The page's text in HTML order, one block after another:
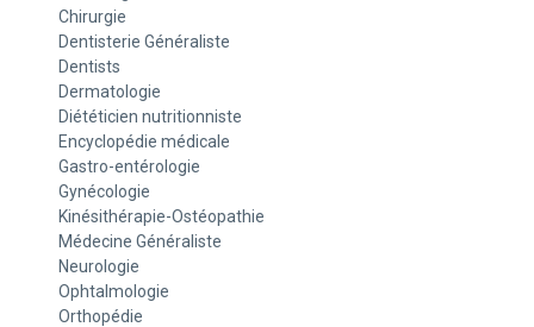
Chirurgie
Dentisterie Généraliste
Dentists
Dermatologie
Diététicien nutritionniste
Encyclopédie médicale
Gastro-entérologie
Gynécologie
Kinésithérapie-Ostéopathie
Médecine Généraliste
Neurologie
Ophtalmologie
Orthopédie